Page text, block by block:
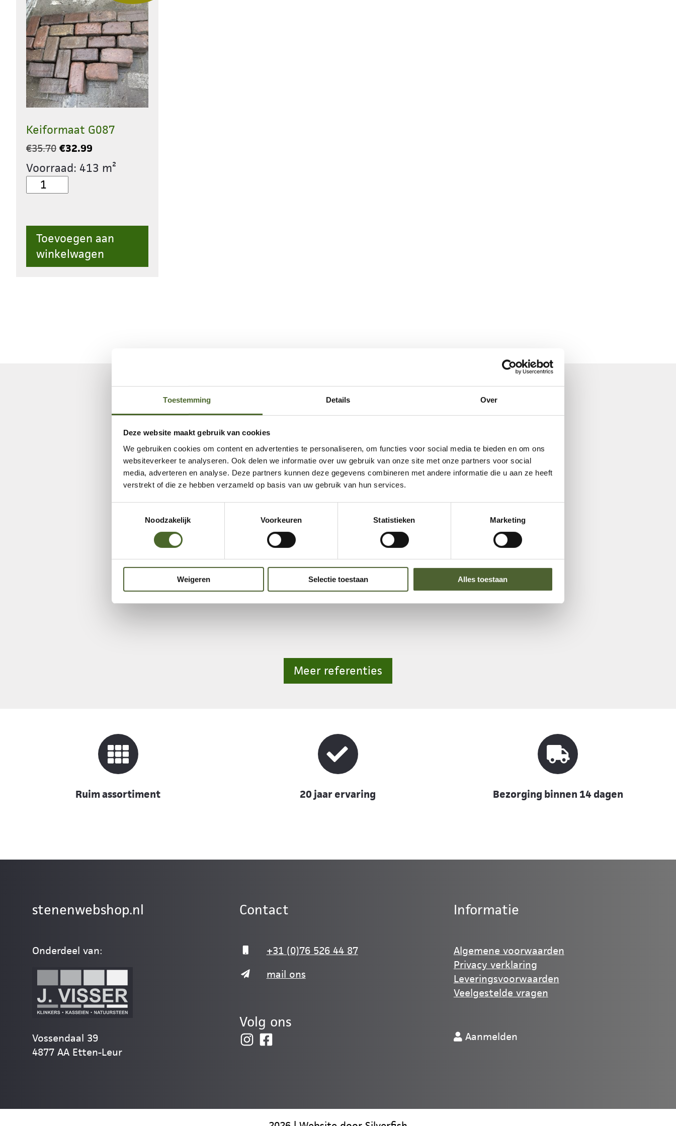
Toestemming Details Over
Deze website maakt gebruik van cookies
We gebruiken cookies om content en advertenties te personaliseren, om functies voor social media te bieden en om ons
websiteverkeer te analyseren. Ook delen we informatie over uw gebruik van onze site met onze partners voor social
media, adverteren en analyse. Deze partners kunnen deze gegevens combineren met andere informatie die u aan ze heeft
verstrekt of die ze hebben verzameld op basis van uw gebruik van hun services.
Noodzakelijk
Voorkeuren Statistieken Marketing
Weigeren Selectie toestaan Alles toestaan
Keiformaat G087
€35.70 Oorspronkelijke
prijs
was:
€35.70.
€32.99
prijs
is:
Voorraad: 413 m²
Keiformaat
Toevoegen aan
winkelwagen
Onze referenties
Karrenspoor Showtuin Etten-Leur
Meer referenties
Ruim assortiment 20 jaar ervaring Bezorging binnen 14 dagen
stenenwebshop.nl
Onderdeel van:
Vossendaal 39
4877 AA Etten-Leur
Contact
+31 (0)76 526 44 87
mail ons
Volg ons
Informatie
Algemene voorwaarden
Privacy verklaring
Leveringsvoorwaarden
Veelgestelde vragen
Aanmelden